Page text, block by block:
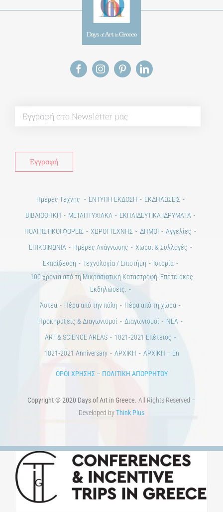
Ημέρες Τέχνης ΕΝΤΥΠΗ ΕΚΔΟΣΗ
ΕΚΔΗΛΩΣΕΙΣ
ΒΙΒΛΙΟΘΗΚΗ
ΜΕΤΑΠΤΥΧΙΑΚΑ
ΕΚΠΑΙΔΕΥΤΙΚΑ ΙΔΡΥΜΑΤΑ
ΠΟΛΙΤΙΣΤΙΚΟΙ ΦΟΡΕΙΣ
ΧΩΡΟΙ ΤΕΧΝΗΣ ΔΗΜΟΙ
Αγγελίες
ΕΠΙΚΟΙΝΩΝΙΑ
Ημέρες Ανάγνωσης
Χώροι & Συλλογές
Εκπαίδευση
Τεχνολογία / Επιστήμη
Ιστορία
100 χρόνια από τη Μικρασιατική Καταστροφή. Επετειακές
Εκδηλώσεις.
Άστεα
Πέρα από την πόλη
Πέρα από τη χώρα
Προκηρύξεις & Διαγωνισμοί
Διαγωνισμοί
ΝΕΑ
ART & SCIENCE AREAS
1821-2021 Επέτειος
1821-2021 Anniversary
ΑΡΧΙΚΗ ΑΡΧΙΚΗ – En
ΟΡΟΙ ΧΡΗΣΗΣ– ΠΟΛΙΤΙΚΗ ΑΠΟΡΡΗΤΟΥ
Copyright © 2020 Days of Art in Greece. All Rights Reserved –
Developed byThink Plus